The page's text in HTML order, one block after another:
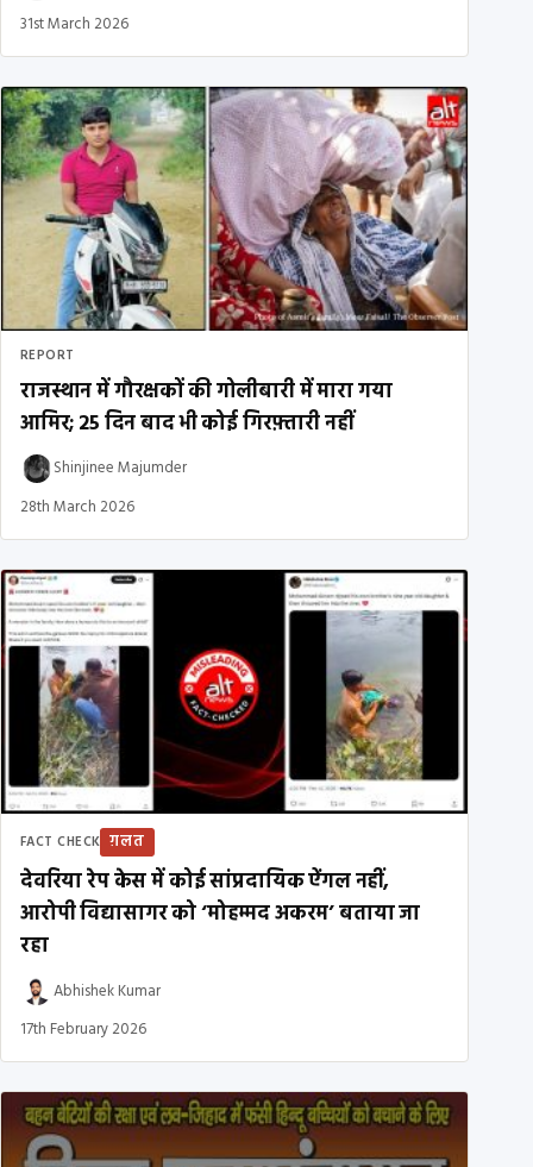
31st March 2026
REPORT
राजस्थान में गौरक्षकों की गोलीबारी में मारा गया
आमिर; 25 दिन बाद भी कोई गिरफ़्तारी नहीं
Shinjinee Majumder
28th March 2026
FACT CHECK ग़लत
देवरिया रेप केस में कोई सांप्रदायिक ऐंगल नहीं,
आरोपी विद्यासागर को ‘मोहम्मद अकरम’ बताया जा
रहा
Abhishek Kumar
17th February 2026